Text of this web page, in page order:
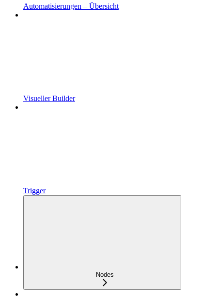
Automatisierungen – Übersicht
Visueller Builder
Trigger
Nodes